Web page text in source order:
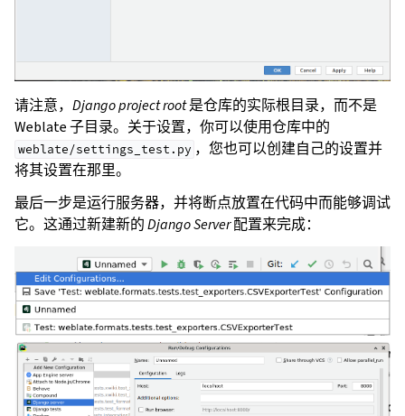
请注意， Django project root是仓库的实际根目录，而不是
Weblate 子目录。关于设置，你可以使用仓库中的
weblate/settings_test.py ，您也可以创建自己的设置并
将其设置在那里。
最后一步是运行服务器，并将断点放置在代码中而能够调试
它。这通过新建新的Django Server配置来完成：